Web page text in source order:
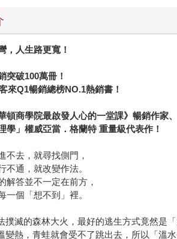
，人生路更寬！
突破100萬冊！
來Q1暢銷總榜NO.1熱銷書！
頓商學院最啟發人心的一堂課》暢銷作家、
學」權威亞當．格蘭特 重量級代表作！
不去，就尋找側門，
不通，就改變作法。
解答並不一定在前方，
一個「想不到」裡。
撲滅的森林大火，最好的逃生方式竟然是「
變熱，青蛙就會受不了跳出去，所以「溫